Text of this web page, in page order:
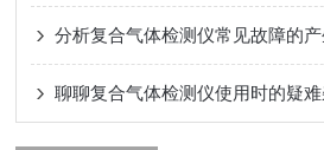
分析复合气体检测仪常见故障的
聊聊复合气体检测仪使用时的疑